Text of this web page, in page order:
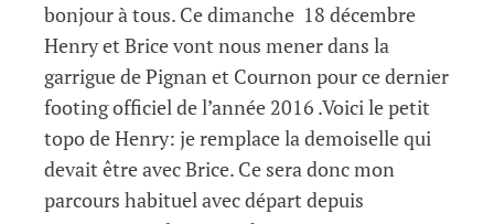
bonjour à tous. Ce dimanche 18 décembre
Henry et Brice vont nous mener dans la
garrigue de Pignan et Cournon pour ce dernier
footing officiel de l’année 2016 .Voici le petit
topo de Henry: je remplace la demoiselle qui
devait être avec Brice. Ce sera donc mon
parcours habituel avec départ depuis